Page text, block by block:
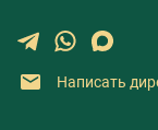
Написать